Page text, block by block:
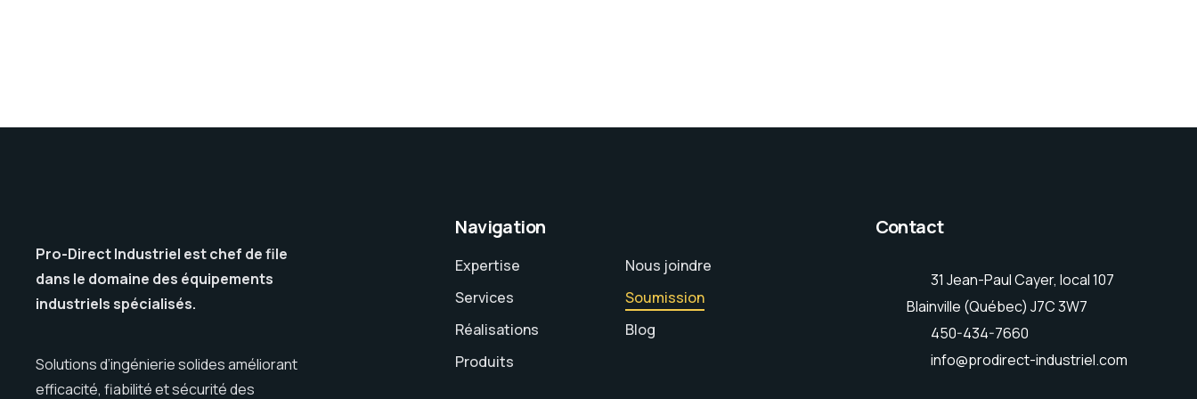
Pro-Direct Industriel est chef de file
dans le domaine des équipements
industriels spécialisés.
Solutions d’ingénierie solides améliorant
efficacité, fiabilité et sécurité des
Navigation
Expertise
Services
Réalisations
Produits
Nous joindre
Soumission
Blog
Contact
31 Jean-Paul Cayer, local 107
Blainville (Québec) J7C 3W7
450-434-7660
info@prodirect-industriel.com